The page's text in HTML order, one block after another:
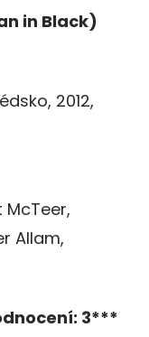
in Black)
2012,
McTeer,
Allam,
3***